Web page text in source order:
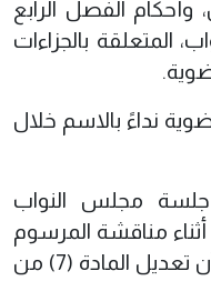
وأحكام الفصل الرابع
المتعلقة بالجزاءات
نداءً بالاسم خلال
جلسة مجلس النواب
بتاريخ 28 نيسان 2026، أثناء مناقشة المرسوم
بقانون رقم (13) لسنة 2024 بشأن تعديل المادة (7) من